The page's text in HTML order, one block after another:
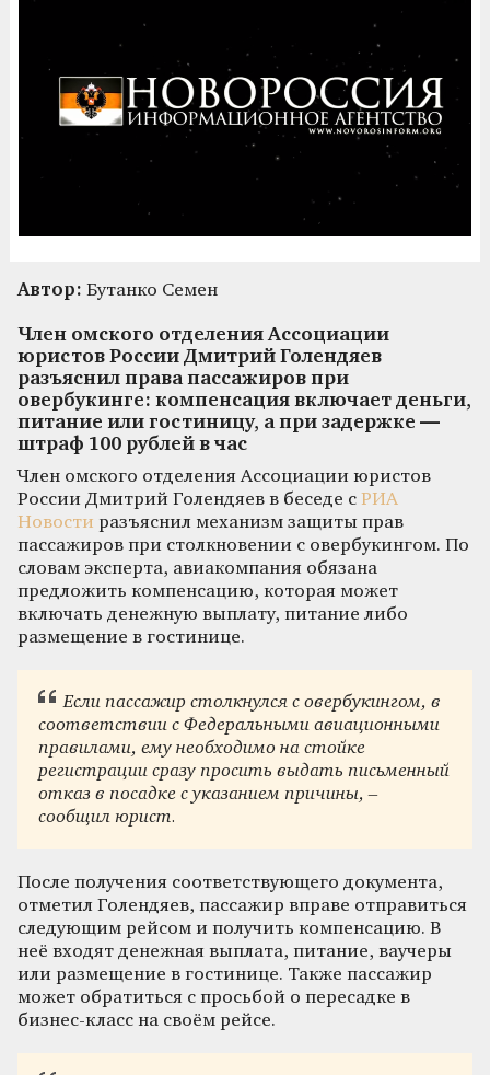
Автор: Бутанко Семен
Член омского отделения Ассоциации
юристов России Дмитрий Голендяев
разъяснил права пассажиров при
овербукинге: компенсация включает деньги,
питание или гостиницу, а при задержке —
штраф 100 рублей в час
Член омского отделения Ассоциации юристов
России Дмитрий Голендяев в беседе с РИА
Новости разъяснил механизм защиты прав
пассажиров при столкновении с овербукингом. По
словам эксперта, авиакомпания обязана
предложить компенсацию, которая может
включать денежную выплату, питание либо
размещение в гостинице.
Если пассажир столкнулся с овербукингом, в
соответствии с Федеральными авиационными
правилами, ему необходимо на стойке
регистрации сразу просить выдать письменный
отказ в посадке с указанием причины, –
сообщил юрист.
После получения соответствующего документа,
отметил Голендяев, пассажир вправе отправиться
следующим рейсом и получить компенсацию. В
неё входят денежная выплата, питание, ваучеры
или размещение в гостинице. Также пассажир
может обратиться с просьбой о пересадке в
бизнес-класс на своём рейсе.